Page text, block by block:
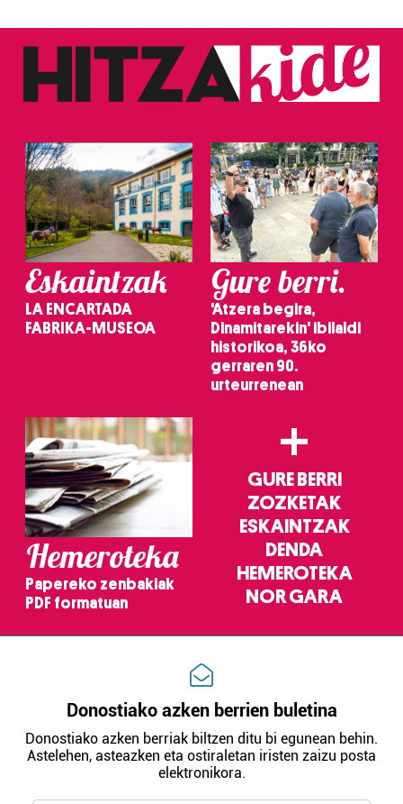
Eskaintzak
LA ENCARTADA
FABRIKA-MUSEOA
Gure berri.
'Atzera begira,
Dinamitarekin' ibilaldi
historikoa, 36ko
gerraren 90.
urteurrenean
Hemeroteka
Papereko zenbakiak
PDF formatuan
+
GURE BERRI
ZOZKETAK
ESKAINTZAK
DENDA
HEMEROTEKA
NOR GARA
Donostiako azken berrien buletina
Donostiako azken berriak biltzen ditu bi egunean behin.
Astelehen, asteazken eta ostiraletan iristen zaizu posta
elektronikora.